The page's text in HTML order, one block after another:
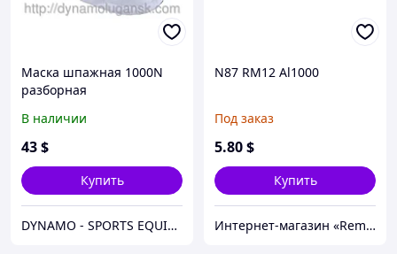
Маска шпажная 1000N
разборная
В наличии
43$
Купить
DYNAMO - SPORTS EQUIPMENT CENTER
N87 RM12 Al1000
Под заказ
5.80$
Купить
Интернет-магазин «Rem-elektronik»